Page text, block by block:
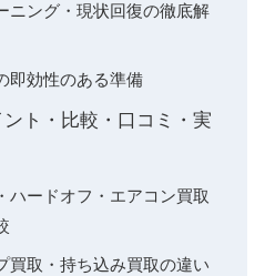
ニング・現状回復の徹底解
即効性のある準備
ト・比較・口コミ・実
ハードオフ・エアコン買取
買取・持ち込み買取の違い